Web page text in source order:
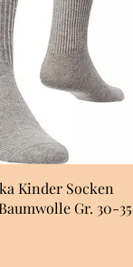
Quick View
Kinder Socken
Gr. 30-35